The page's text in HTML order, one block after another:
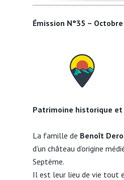
Émission N°35 –
Patrimoine historique
La famille de Benoît
d’un château d’origine
Septème.
Il est leur lieu de vie tout